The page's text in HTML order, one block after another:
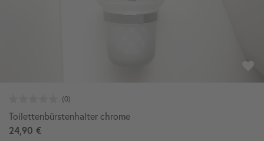
Toilettenbürstenhalter chrome
24,90 €